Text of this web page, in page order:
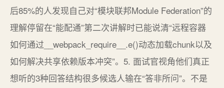
后85%的人发现自己对“模块联邦Module Federation”的
理解停留在“能配通”第二次讲解时已能说清“远程容器
如何通过__webpack_require__.e()动态加载chunk以及
如何解决共享依赖版本冲突”。5. 面试官视角他们真正
想听的3种回答结构很多候选人输在“答非所问”。不是